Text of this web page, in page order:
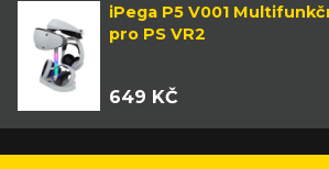
iPega P5 V001
pro PS VR2
649 KČ